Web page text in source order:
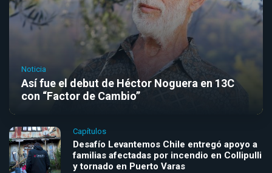
Noticia
Así fue el debut de Héctor Noguera en 13C
con “Factor de Cambio”
Capítulos
Desafío Levantemos Chile entregó apoyo a
familias afectadas por incendio en Collipulli
y tornado en Puerto Varas